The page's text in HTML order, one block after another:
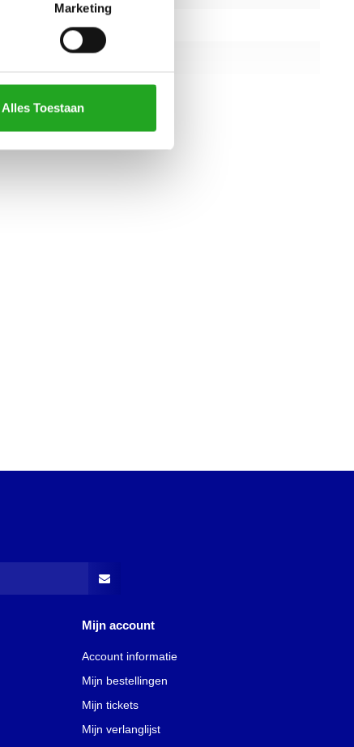
Marketing
Alles Toestaan
220v
181kg
Mijn account
Account informatie
Mijn bestellingen
Mijn tickets
Mijn verlanglijst